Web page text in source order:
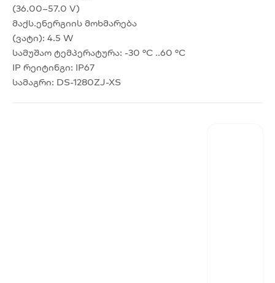
(36.00–57.0 V)
მაქს.ენერგიის მოხმარება
(ვატი): 4.5 W
სამუშაო ტემპერატურა: -30 °C ..60 °C
IP რეიტინგი: IP67
სამაგრი: DS-1280ZJ-XS